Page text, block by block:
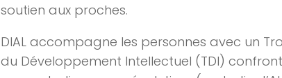
soutien aux proches.
DIAL accompagne les personnes avec un
du Développement Intellectuel (TDI)